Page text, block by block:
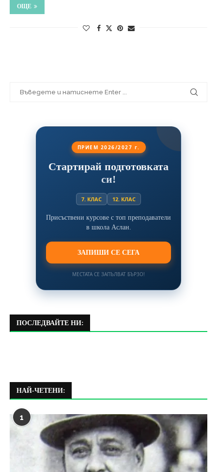
ОЩЕ
ПРИЕМ 2026/2027 г.
Стартирай подготовката
си!
7. КЛАС 12. КЛАС
Присъствени курсове с топ преподаватели
в школа Аслан.
ЗАПИШИ СЕ СЕГА
МЕСТАТА СЕ ЗАПЪЛВАТ БЪРЗО!
ПОСЛЕДВАЙТЕ НИ:
НАЙ-ЧЕТЕНИ:
1